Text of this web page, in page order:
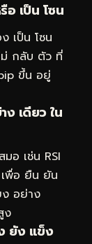
อ เป็น โซน
เป็น โซน
ม่ กลับ ตัว ที่
ขึ้น อยู่
เดียว ใน
อ เช่น RSI
พื่อ ยืน ยัน
อย่าง
ง
ยัง แข็ง